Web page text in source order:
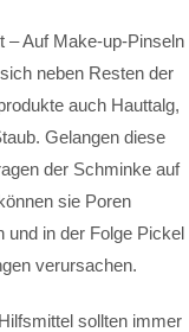
– Auf Make-up-Pinseln
neben Resten der
auch Hauttalg,
Gelangen diese
der Schminke auf
sie Poren
und in der Folge Pickel
verursachen.
sollten immer